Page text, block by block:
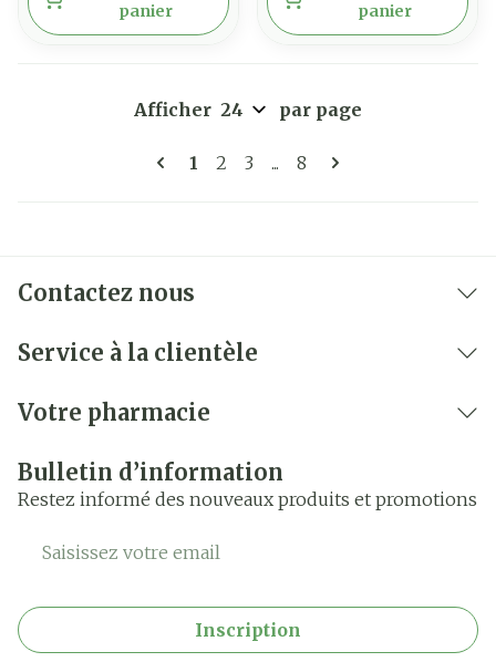
panier
panier
Pages
Vous lisez actuellement la page
1 Page
2 Page
3 ... Page
8
Afficher par page
Contactez nous
Service à la clientèle
Votre pharmacie
Bulletin d’information
Restez informé des nouveaux produits et promotions
Adresse mail
Inscription